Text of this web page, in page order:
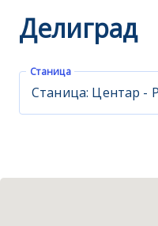
Делиград
Станица
Станица: Центар -